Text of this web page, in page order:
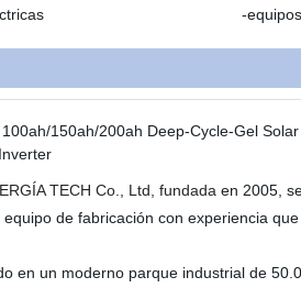
eléctricas -
TECH Co., Ltd, fundada en 2005,
de fabricación con experiencia
en un moderno parque industrial de